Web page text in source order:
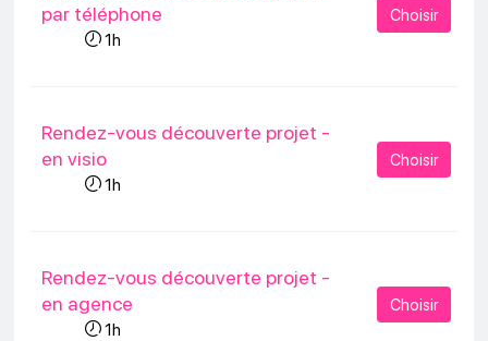
par téléphone
1h
Choisir
Rendez-vous découverte projet -
en visio
1h
Choisir
Rendez-vous découverte projet -
en agence
1h
Choisir